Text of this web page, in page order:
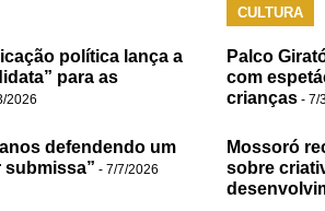
política lança a
para as
2026
defendendo um
submissa” - 7/7/2026
CULTURA
Palco
com
crianças - 7/
Mossoró
sobre